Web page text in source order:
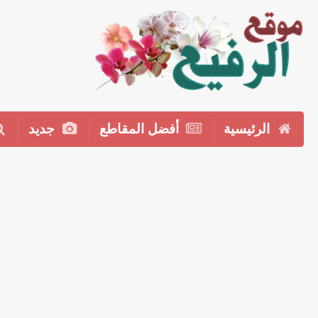
الرئيسية أفضل المقاطع جديد